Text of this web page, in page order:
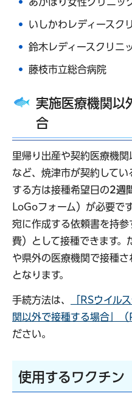
いしかわレディースク
鈴木レディースクリニ
藤枝市立総合病院
実施医療機関以
合
里帰り出産や契約医療機
など、焼津市が契約して
する方は接種希望日の2週
LoGoフォーム）が必要で
宛に作成する依頼書を持
費）として接種できます。
や県外の医療機関で接種
となります。
手続方法は、
「RSウイル
関以外で接種する場合」
ださい。
使用するワクチン